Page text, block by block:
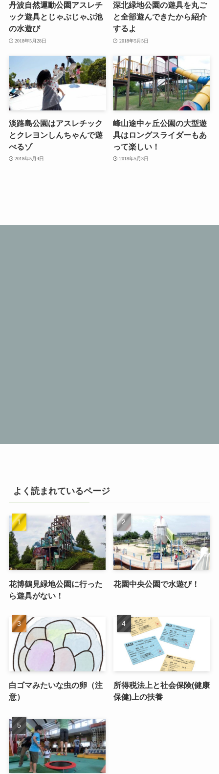
丹波自然運動公園アスレチ
ック遊具とじゃぶじゃぶ池
の水遊び
2018年5月28日
深北緑地公園の遊具を丸ご
と全部遊んできたから紹介
するよ
2018年5月5日
淡路島公園はアスレチック
とクレヨンしんちゃんで遊
べるゾ
2018年5月4日
峰山途中ヶ丘公園の大型遊
具はロングスライダーもあ
って楽しい！
2018年5月3日
よく読まれているページ
花博鶴見緑地公園に行った
ら遊具がない！
花園中央公園で水遊び！
白ゴマみたいな虫の卵（注
意）
所得税法上と社会保険(健康
保健)上の扶養